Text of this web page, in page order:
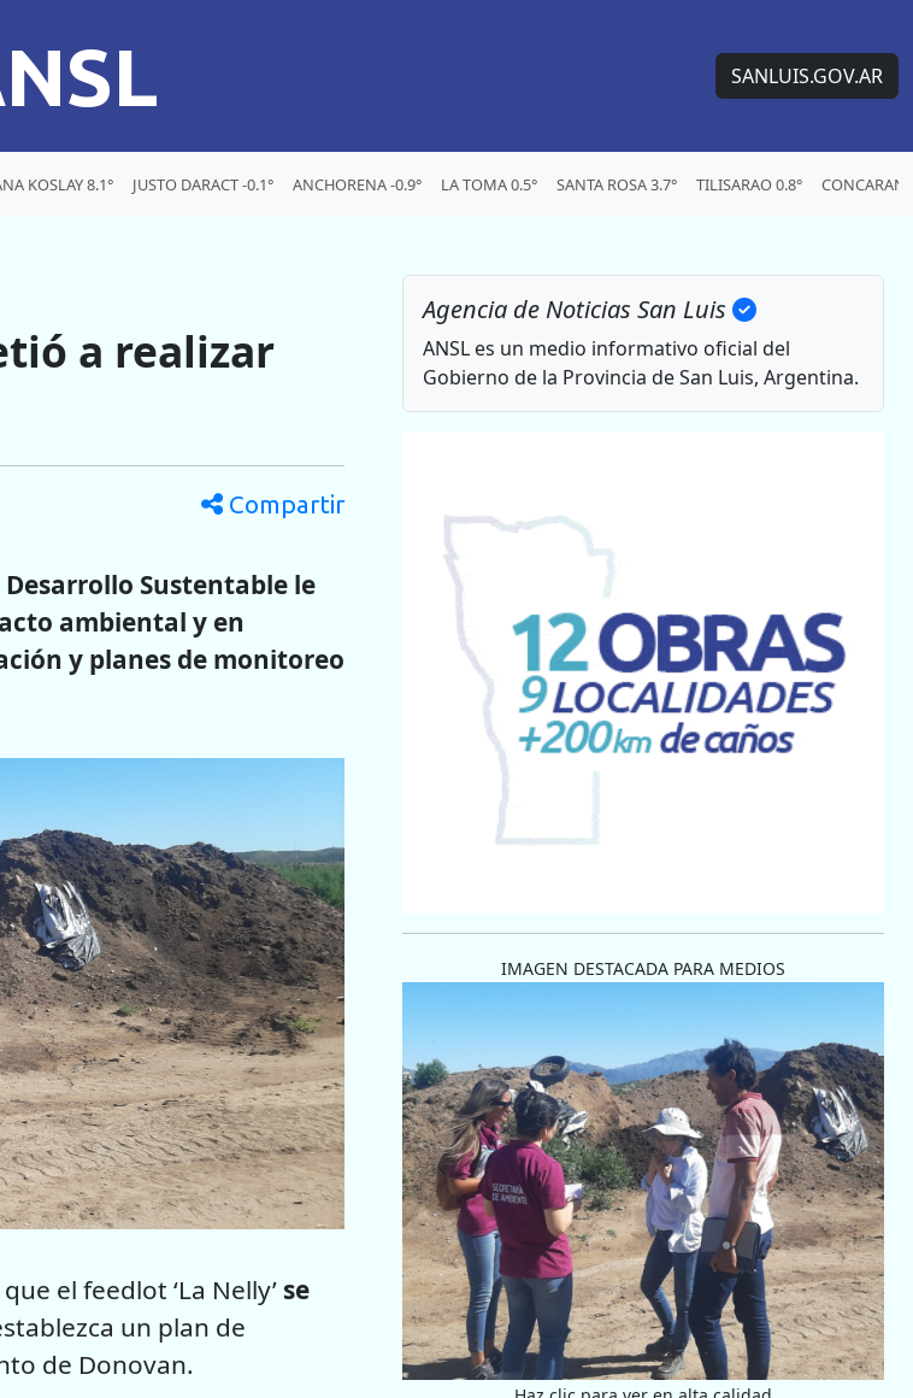
SANLUIS.GOV.AR
KOSLAY 8.1° JUSTO DARACT -0.1° ANCHORENA -0.9° LA TOMA 0.5° SANTA ROSA 3.7° TILISARAO 0.8° CONCARAN
a realizar
Compartir
Sustentable le
ambiental y en
y planes de monitoreo
el feedlot ‘La Nelly’ se
un plan de
de Donovan.
Agencia de Noticias San Luis
ANSL es un medio informativo oficial del
Gobierno de la Provincia de San Luis, Argentina.
IMAGEN DESTACADA PARA MEDIOS